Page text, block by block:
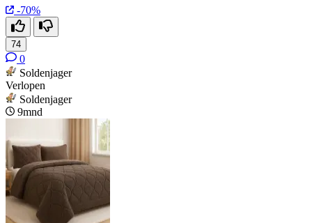
-70%
74
0
Soldenjager
Verlopen
Soldenjager
9mnd